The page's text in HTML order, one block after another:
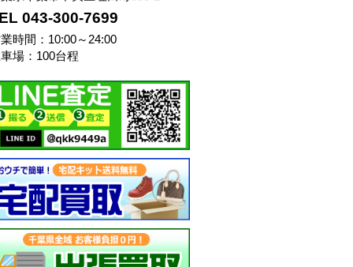
043-300-7699
時間：10:00～24:00
場：100台程